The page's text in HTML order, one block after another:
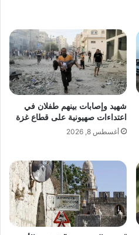
شهيد وإصابات بينهم طفلان في
اعتداءات صهيونية على قطاع غزة
أغسطس 8, 2026